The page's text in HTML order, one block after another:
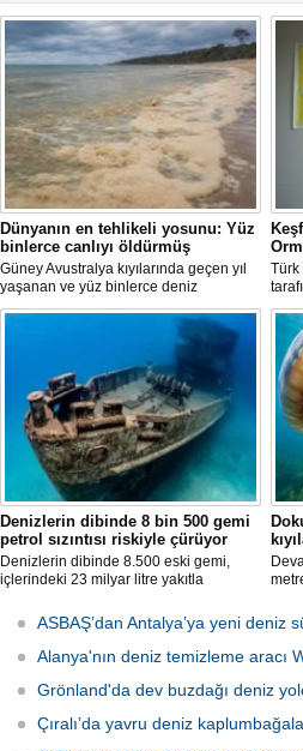
Dünyanın en tehlikeli yosunu: Yüz
binlerce canlıyı öldürmüş
Güney Avustralya kıyılarında geçen yıl
yaşanan ve yüz binlerce deniz
canlısının ölümüne yol açan çevre
felaketinin arkasındaki yosun türü
incelendi. Araştırmacılar, söz konusu
mikroalgin bugüne kadar incelenen
türler arasında en zehirli örnek
olduğunu ortaya çıkardı.
Türk
ila
Denizlerin dibinde 8 bin 500 gemi
petrol sızıntısı riskiyle çürüyor
Denizlerin dibinde 8.500 eski gemi,
içlerindeki 23 milyar litre yakıtla
enkazlardan olası petrol sızıntılarının
deniz ekosistemleri için büyük bir tehdit
oluşturduğunu belirtiyor.
ASBAŞ’dan Antalya’ya yeni deniz
Alanya'nın deniz temizleme aracı
Grönland'da dev buzdağı deniz
Çıralı’da yavru deniz